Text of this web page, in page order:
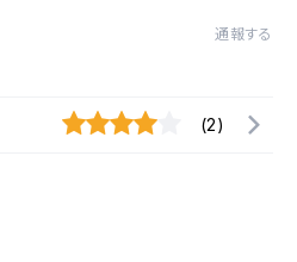
通報する
(2)